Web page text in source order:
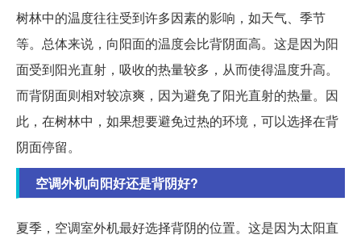
树林中的温度往往受到许多因素的影响，如天气、季节
等。总体来说，向阳面的温度会比背阴面高。这是因为阳
面受到阳光直射，吸收的热量较多，从而使得温度升高。
而背阴面则相对较凉爽，因为避免了阳光直射的热量。因
此，在树林中，如果想要避免过热的环境，可以选择在背
阴面停留。
空调外机向阳好还是背阴好?
夏季，空调室外机最好选择背阴的位置。这是因为太阳直